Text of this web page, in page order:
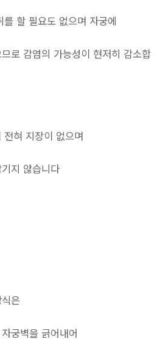
할 필요도 없으며 자궁에
로 감염의 가능성이 현저히 감소합
혀 지장이 없으며
지 않습니다
은
궁벽을 긁어내어